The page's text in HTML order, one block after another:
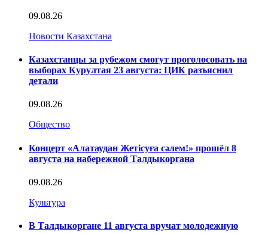
09.08.26
Новости Казахстана
Казахстанцы за рубежом смогут проголосовать на
выборах Курултая 23 августа: ЦИК разъяснил
детали
09.08.26
Общество
Концерт «Алатаудан Жетісуға сәлем!» прошёл 8
августа на набережной Талдыкоргана
09.08.26
Культура
В Талдыкоргане 11 августа вручат молодежную